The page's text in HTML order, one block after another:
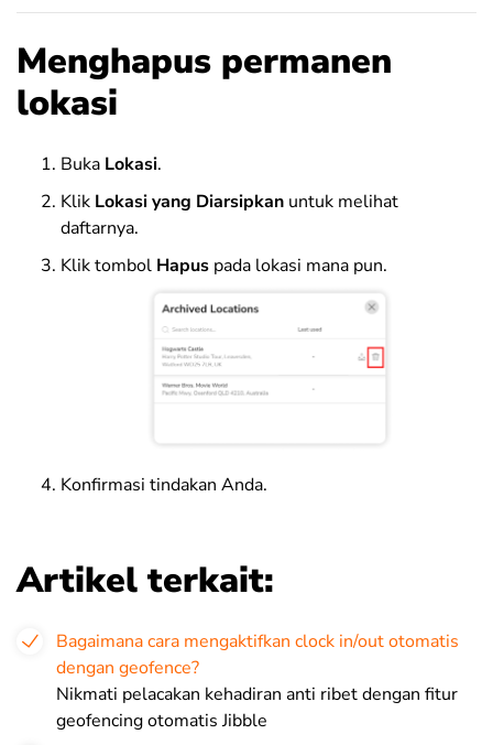
Menghapus permanen
lokasi
Buka Lokasi.
Klik Lokasi yang Diarsipkan untuk melihat
daftarnya.
Klik tombol Hapus pada lokasi mana pun.
Konfirmasi tindakan Anda.
Artikel terkait:
Bagaimana cara mengaktifkan clock in/out otomatis
dengan geofence?
Nikmati pelacakan kehadiran anti ribet dengan fitur
geofencing otomatis Jibble